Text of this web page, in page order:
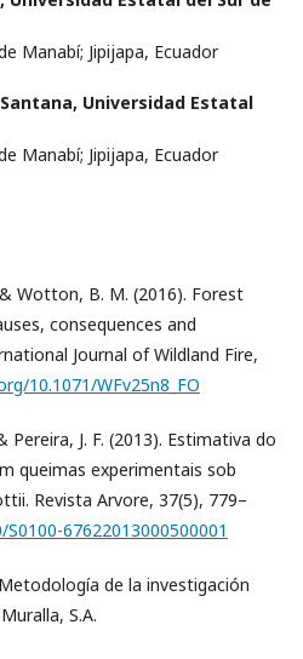
Manabí; Jipijapa, Ecuador
Universidad Estatal
Manabí; Jipijapa, Ecuador
Wotton, B. M. (2016). Forest
consequences and
Journal of Wildland Fire,
10.1071/WFv25n8_FO
Pereira, J. F. (2013). Estimativa do
queimas experimentais sob
Revista Arvore, 37(5), 779–
67622013000500001
de la investigación
S.A.